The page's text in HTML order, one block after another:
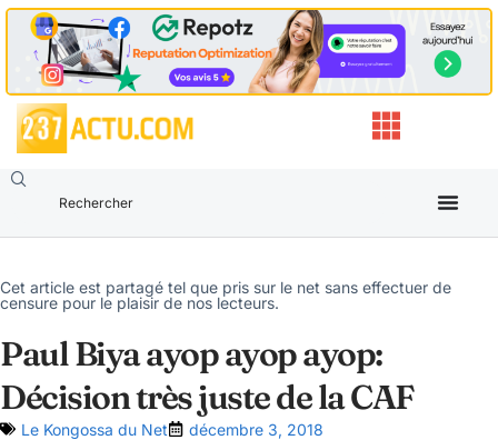
Cet article est partagé tel que pris sur le net sans effectuer de
censure pour le plaisir de nos lecteurs.
Paul Biya ayop ayop ayop:
Décision très juste de la CAF
Le Kongossa du Net décembre 3, 2018